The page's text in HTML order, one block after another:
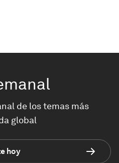
de los temas más
global
hoy